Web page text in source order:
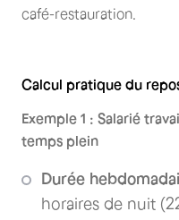
café-restauration.
Calcul pratique du
Exemple 1 : Salarié
temps plein
Durée
horaires de nuit